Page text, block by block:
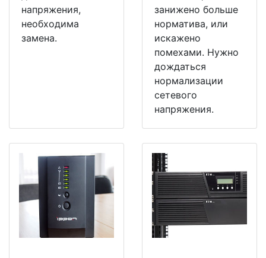
напряжения,
необходима
замена.
занижено больше
норматива, или
искажено
помехами. Нужно
дождаться
нормализации
сетевого
напряжения.